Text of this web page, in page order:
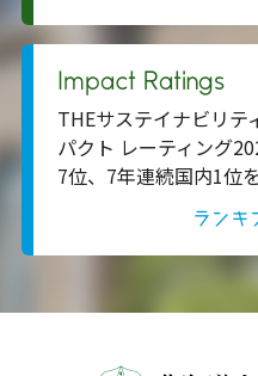
Impact Ratings
THEサステイナビリテ
パクト レーティング
7位、7年連続国内1位
ランキ